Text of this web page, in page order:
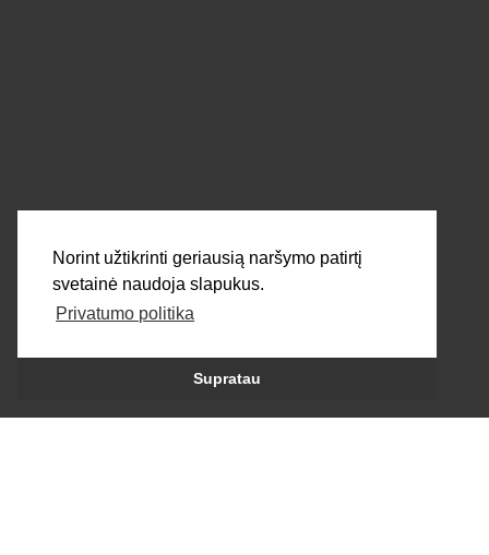
Norint užtikrinti geriausią naršymo patirtį
svetainė naudoja slapukus.
Privatumo politika
Supratau
SIŲSTI
Sukūrė:persė.lt